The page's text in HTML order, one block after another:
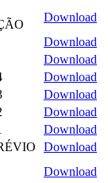
Download
Download
Download
Download
Download
Download
Download
Download
Download